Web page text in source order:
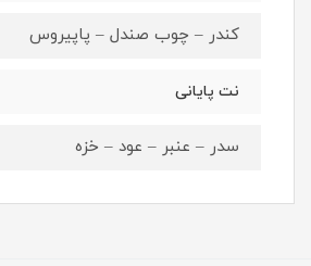
کندر – چوب صندل – پاپیروس
نت پایانی
سدر – عنبر – عود – خزه